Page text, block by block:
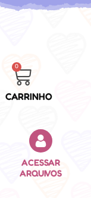
0
CARRINHO
ACESSAR
ARQUIVOS